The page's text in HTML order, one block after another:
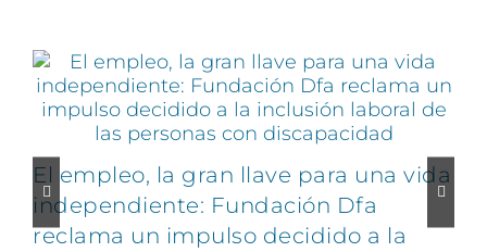
El empleo, la gran llave para una vida
independiente: Fundación Dfa
reclama un impulso decidido a la